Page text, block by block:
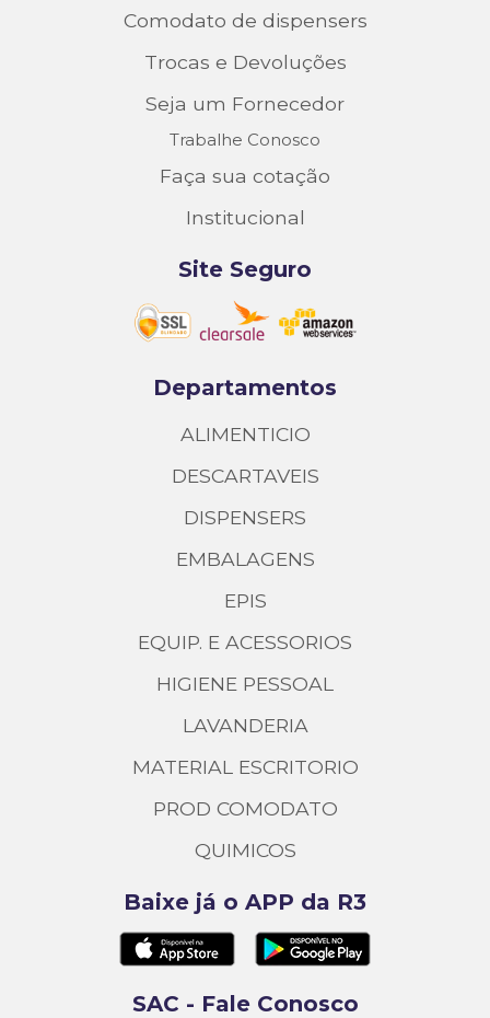
Comodato de dispensers
Trocas e Devoluções
Seja um Fornecedor
Trabalhe Conosco
Faça sua cotação
Institucional
Site Seguro
Departamentos
ALIMENTICIO
DESCARTAVEIS
DISPENSERS
EMBALAGENS
EPIS
EQUIP. E ACESSORIOS
HIGIENE PESSOAL
LAVANDERIA
MATERIAL ESCRITORIO
PROD COMODATO
QUIMICOS
Baixe já o APP da R3
SAC - Fale Conosco